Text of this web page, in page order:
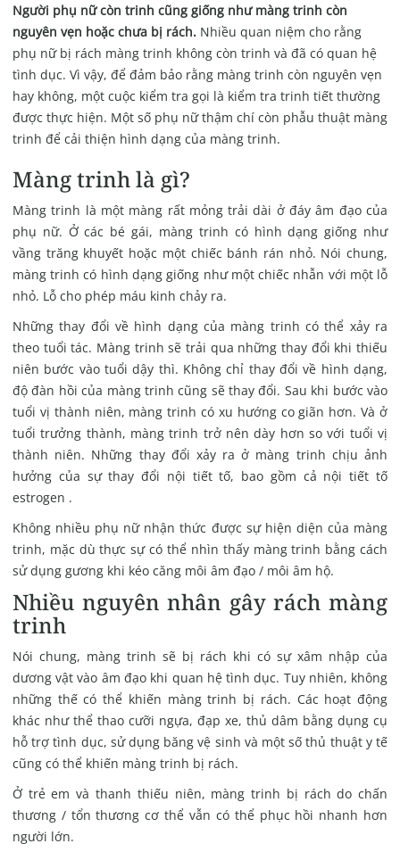
Người phụ nữ còn trinh cũng giống như màng trinh còn
nguyên vẹn hoặc chưa bị rách. Nhiều quan niệm cho rằng
phụ nữ bị rách màng trinh không còn trinh và đã có quan hệ
tình dục. Vì vậy, để đảm bảo rằng màng trinh còn nguyên vẹn
hay không, một cuộc kiểm tra gọi là kiểm tra trinh tiết thường
được thực hiện. Một số phụ nữ thậm chí còn phẫu thuật màng
trinh để cải thiện hình dạng của màng trinh.
Màng trinh là gì?
Màng trinh là một màng rất mỏng trải dài ở đáy âm đạo của
phụ nữ. Ở các bé gái, màng trinh có hình dạng giống như
vầng trăng khuyết hoặc một chiếc bánh rán nhỏ. Nói chung,
màng trinh có hình dạng giống như một chiếc nhẫn với một lỗ
nhỏ. Lỗ cho phép máu kinh chảy ra.
Những thay đổi về hình dạng của màng trinh có thể xảy ra
theo tuổi tác. Màng trinh sẽ trải qua những thay đổi khi thiếu
niên bước vào tuổi dậy thì. Không chỉ thay đổi về hình dạng,
độ đàn hồi của màng trinh cũng sẽ thay đổi. Sau khi bước vào
tuổi vị thành niên, màng trinh có xu hướng co giãn hơn. Và ở
tuổi trưởng thành, màng trinh trở nên dày hơn so với tuổi vị
thành niên. Những thay đổi xảy ra ở màng trinh chịu ảnh
hưởng của sự thay đổi nội tiết tố, bao gồm cả nội tiết tố
estrogen .
Không nhiều phụ nữ nhận thức được sự hiện diện của màng
trinh, mặc dù thực sự có thể nhìn thấy màng trinh bằng cách
sử dụng gương khi kéo căng môi âm đạo / môi âm hộ.
Nhiều nguyên nhân gây rách màng
trinh
Nói chung, màng trinh sẽ bị rách khi có sự xâm nhập của
dương vật vào âm đạo khi quan hệ tình dục. Tuy nhiên, không
những thế có thể khiến màng trinh bị rách. Các hoạt động
khác như thể thao cưỡi ngựa, đạp xe, thủ dâm bằng dụng cụ
hỗ trợ tình dục, sử dụng băng vệ sinh và một số thủ thuật y tế
cũng có thể khiến màng trinh bị rách.
Ở trẻ em và thanh thiếu niên, màng trinh bị rách do chấn
thương / tổn thương cơ thể vẫn có thể phục hồi nhanh hơn
người lớn.